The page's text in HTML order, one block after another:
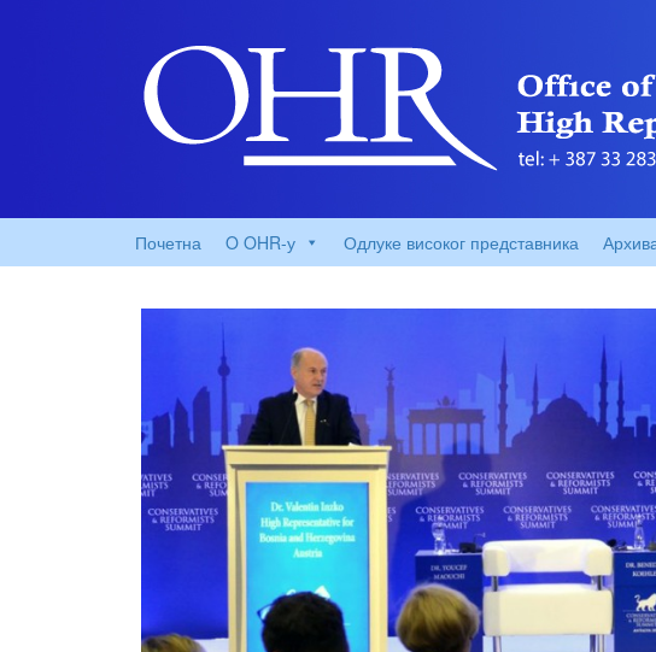
Почетна O OHR-у Одлуке високог представника